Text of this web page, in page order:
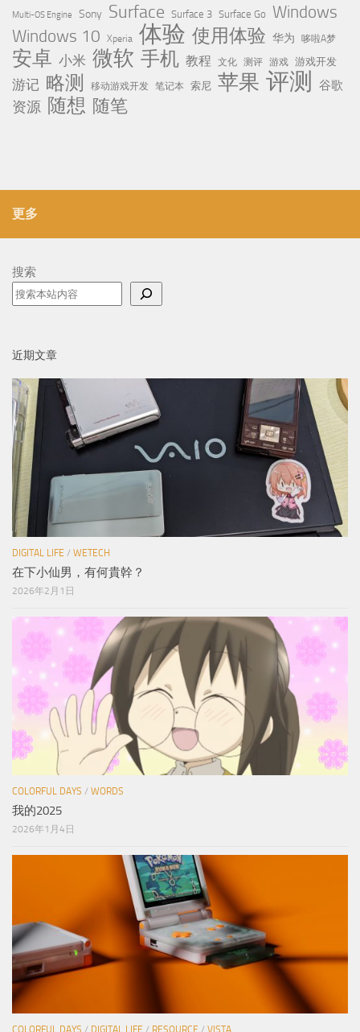
Multi-OS Engine Sony Surface Surface 3 Surface Go Windows
Windows 10 Xperia 体验 使用体验 华为 哆啦A梦
安卓 小米 微软 手机 教程 文化 测评 游戏 游戏开发
游记 略测 移动游戏开发 笔记本 索尼 苹果 评测 谷歌
资源 随想 随笔
更多
搜索
近期文章
DIGITAL LIFE / WETECH
在下小仙男，有何貴幹？
2026年2月1日
COLORFUL DAYS / WORDS
我的2025
2026年1月4日
COLORFUL DAYS / DIGITAL LIFE / RESOURCE / VISTA